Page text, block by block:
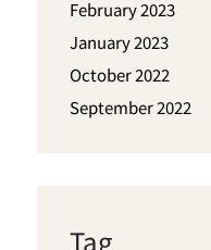
February 2023
January 2023
October 2022
September 2022
Tag